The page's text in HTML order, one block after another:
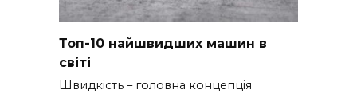
Топ-10 найшвидших машин в
світі
Швидкість – головна концепція